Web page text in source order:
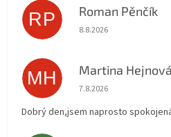
RP Roman Pěnčík
Hodnocení obchodu je
8.8.2026
MH Martina Hejnová
Hodnocení obchodu je
7.8.2026
Dobrý den,jsem naprosto